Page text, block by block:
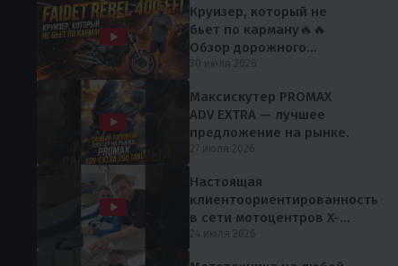
Круизер, который не
бьет по карману🔥🔥
Обзор дорожного
мотоцикла FAIDET Rebel
30 июля 2026
Максискутер PROMAX
ADV EXTRA — лучшее
предложение на рынке.
27 июля 2026
Настоящая
клиентоориентированность
в сети мотоцентров X-
MOTORS 😎
24 июля 2026